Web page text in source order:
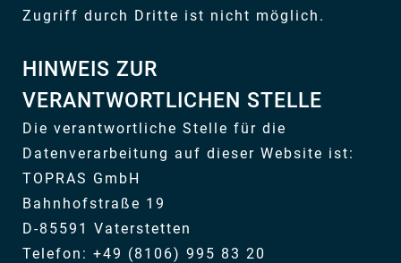
Zugriff durch Dritte ist nicht möglich.
HINWEIS ZUR
VERANTWORTLICHEN STELLE
Die verantwortliche Stelle für die
Datenverarbeitung auf dieser Website ist:
TOPRAS GmbH
Bahnhofstraße 19
D-85591 Vaterstetten
Telefon: +49 (8106) 995 83 20